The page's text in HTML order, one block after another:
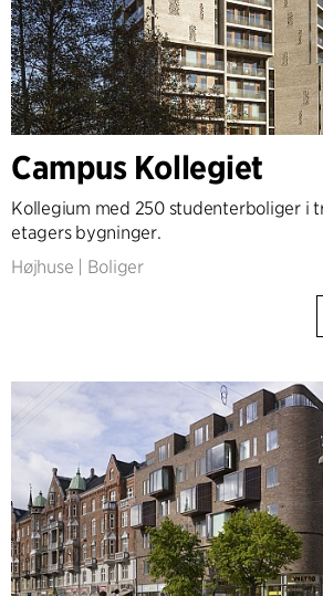
Campus Kollegiet
Kollegium med 250 studenterboliger i
etagers bygninger.
Højhuse
Boliger